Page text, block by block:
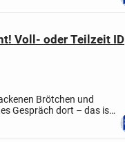
Voll- oder Teilzeit ID
Brötchen und
Gespräch dort – das ist